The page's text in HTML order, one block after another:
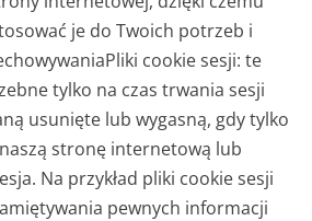
je do Twoich potrzeb i
Pliki cookie sesji: te
tylko na czas trwania sesji
usunięte lub wygasną, gdy tylko
stronę internetową lub
Na przykład pliki cookie sesji
pewnych informacji